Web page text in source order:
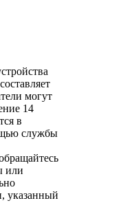
могут
14
в
службы
или
указанный